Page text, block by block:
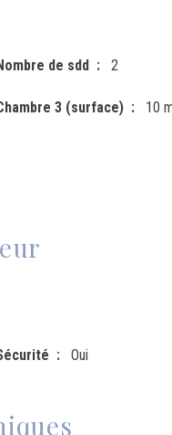
de sdd 2
3 (surface) 10
Oui